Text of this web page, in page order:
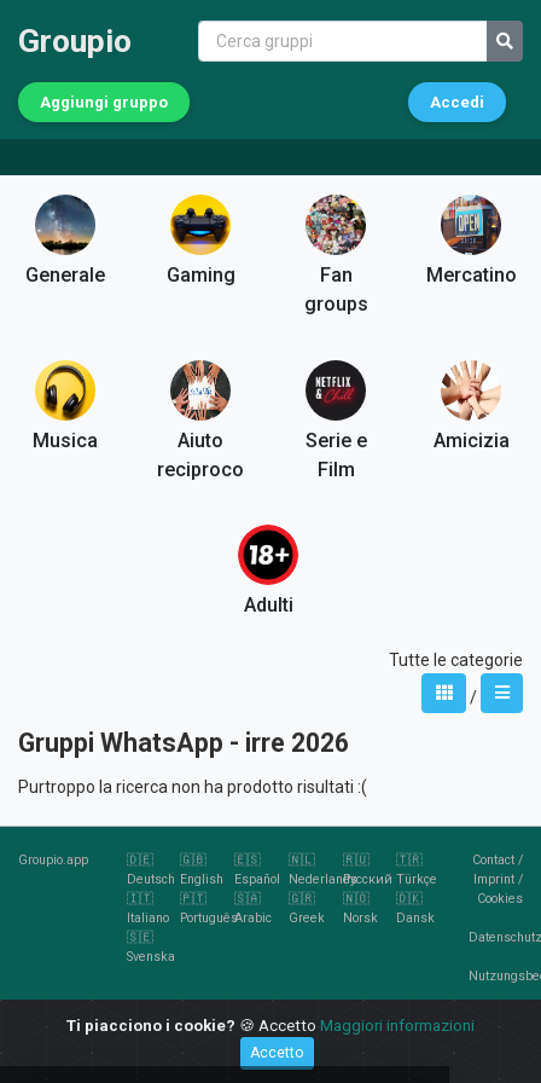
Groupio
Aggiungi gruppo Accedi
Generale Gaming
Fan
groups
Mercatino
Musica
Aiuto
reciproco
Serie e
Film
Amicizia
Adulti
Tutte le categorie
/
Gruppi WhatsApp - irre 2026
Purtroppo la ricerca non ha prodotto risultati :(
Groupio.app
🇩🇪
Deutsch
🇬🇧
English
🇪🇸
Español
🇳🇱
Nederlands
🇷🇺
Русский
🇹🇷
Türkçe
🇮🇹
Italiano
🇵🇹
Português
🇸🇦
Arabic
🇬🇷
Greek
🇳🇴
Norsk
🇩🇰
Dansk
🇸🇪
Svenska
Contact/
Imprint/
Cookies
Ti piacciono i cookie? 🍪 Accetto Maggiori informazioni
Accetto